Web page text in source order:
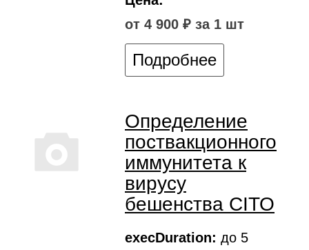
от 4 900 ₽ за 1 шт
Подробнее
Определение
поствакционного
иммунитета к
вирусу
бешенства CITO
execDuration: до 5